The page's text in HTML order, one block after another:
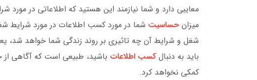
معایبی دارد و شما نیازمند این هستید که اطلاعاتی در مورد
میزان حساسیت شما در مورد کسب اطلاعات در مورد شرایط
شغل و شرایط آن چه تاثیری بر روند زندگی شما خواهد شد،
باید به دنبال کسب اطلاعات باشید، طبیعی است که آگاهی از
کمکی نخواهد کرد.